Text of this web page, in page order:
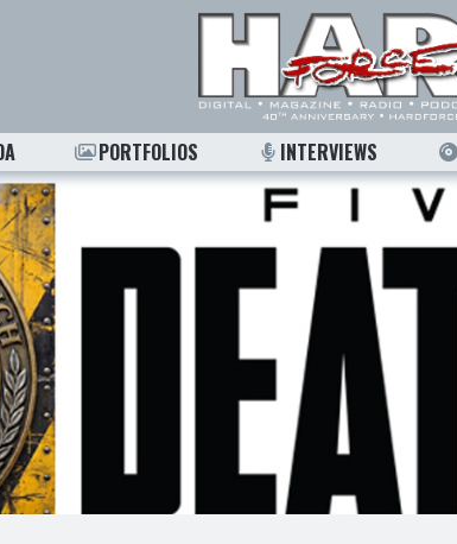
PORTFOLIOS INTERVIEWS